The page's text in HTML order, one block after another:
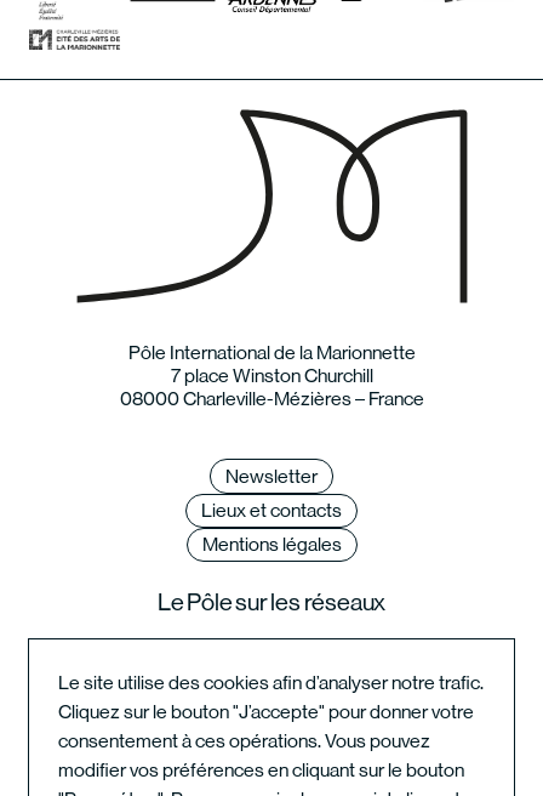
Le site utilise des cookies afin d’analyser notre trafic.
Cliquez sur le bouton "J’accepte" pour donner votre
consentement à ces opérations. Vous pouvez
modifier vos préférences en cliquant sur le bouton
Pôle International de la Marionnette
7 place Winston Churchill
08000 Charleville-Mézières – France
Newsletter
Lieux et contacts
Mentions légales
Le Pôle sur les réseaux
Instagram du festival